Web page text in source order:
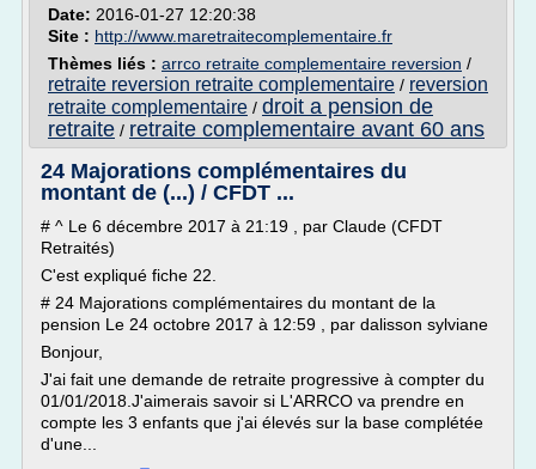
Date: 2016-01-27 12:20:38
Site : http://www.maretraitecomplementaire.fr
Thèmes liés : arrco retraite complementaire reversion /
retraite reversion retraite complementaire / reversion
retraite complementaire / droit a pension de
retraite / retraite complementaire avant 60 ans
24 Majorations complémentaires du
montant de (...) / CFDT ...
# ^ Le 6 décembre 2017 à 21:19 , par Claude (CFDT
Retraités)
C'est expliqué fiche 22.
# 24 Majorations complémentaires du montant de la
pension Le 24 octobre 2017 à 12:59 , par dalisson sylviane
Bonjour,
J'ai fait une demande de retraite progressive à compter du
01/01/2018.J'aimerais savoir si L'ARRCO va prendre en
compte les 3 enfants que j'ai élevés sur la base complétée
d'une...